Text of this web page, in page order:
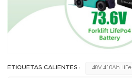
ETIQUETAS CALIENTES : 48V 410Ah